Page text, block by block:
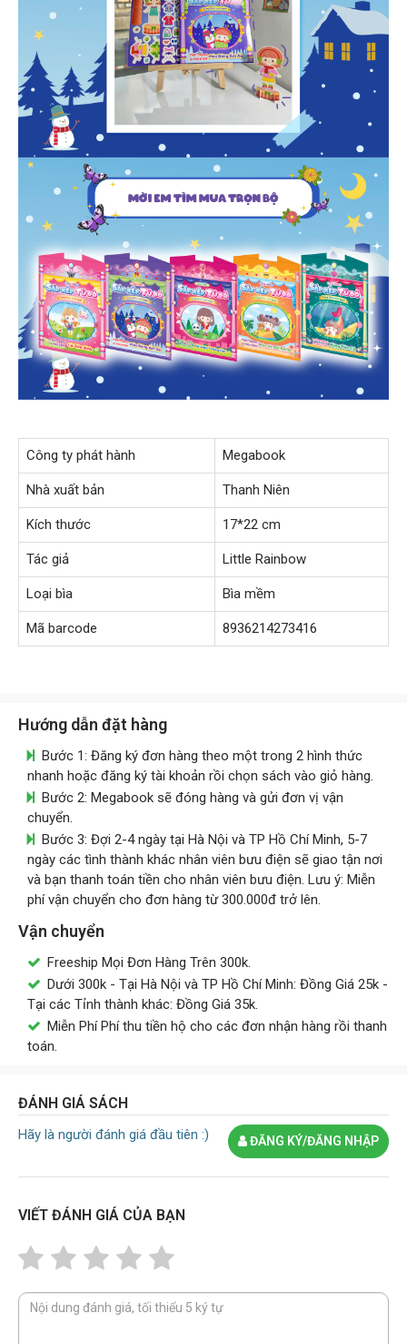
Công ty phát hành Megabook
Nhà xuất bản Thanh Niên
Kích thước 17*22 cm
Tác giả Little Rainbow
Loại bìa Bìa mềm
Mã barcode 8936214273416
Hướng dẫn đặt hàng
Bước 1: Đăng ký đơn hàng theo một trong 2 hình thức
nhanh hoặc đăng ký tài khoản rồi chọn sách vào giỏ hàng.
Bước 2: Megabook sẽ đóng hàng và gửi đơn vị vận
chuyển.
Bước 3: Đợi 2-4 ngày tại Hà Nội và TP Hồ Chí Minh, 5-7
ngày các tình thành khác nhân viên bưu điện sẽ giao tận nơi
và bạn thanh toán tiền cho nhân viên bưu điện. Lưu ý: Miễn
phí vận chuyển cho đơn hàng từ 300.000đ trở lên.
Vận chuyển
Freeship Mọi Đơn Hàng Trên 300k.
Dưới 300k - Tại Hà Nội và TP Hồ Chí Minh: Đồng Giá 25k -
Tại các Tỉnh thành khác: Đồng Giá 35k.
Miễn Phí Phí thu tiền hộ cho các đơn nhận hàng rồi thanh
toán.
ĐÁNH GIÁ SÁCH
Hãy là người đánh giá đầu tiên :) ĐĂNG KÝ/ĐĂNG NHẬP
VIẾT ĐÁNH GIÁ CỦA BẠN